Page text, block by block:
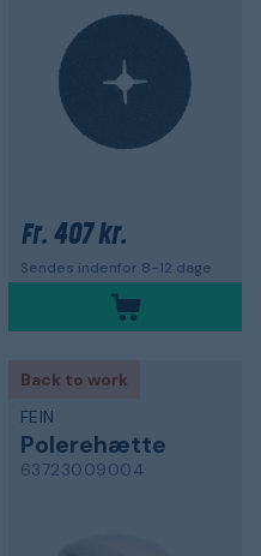
Fr. 407 kr.
Sendes indenfor 8-12 dage
Back to work
FEIN
Polerehætte
63723009004